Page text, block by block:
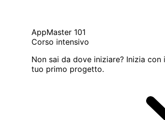
AppMaster 101
Corso intensivo
Non sai da dove iniziare? Inizia
tuo primo progetto.